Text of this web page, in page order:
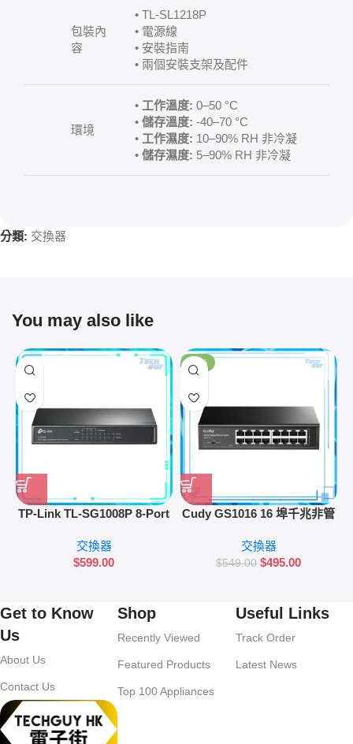
包裝內
容
• TL-SL1218P
• 電源線
• 安裝指南
• 兩個安裝支架及配件
環境
• 工作溫度: 0–50 °C
• 儲存溫度: -40–70 °C
• 工作濕度: 10–90% RH 非冷凝
• 儲存濕度: 5–90% RH 非冷凝
分類: 交換器
You may also like
TP-Link TL-SG1008P 8-Port
4-Port PoE
交換器
$599.00
-10%
Cudy GS1016 16 埠千兆非管
交換器
$549.00 $495.00
Get to Know
Us
About Us
Contact Us
Shop
Recently Viewed
Featured Products
Top 100 Appliances
Useful Links
Track Order
Latest News